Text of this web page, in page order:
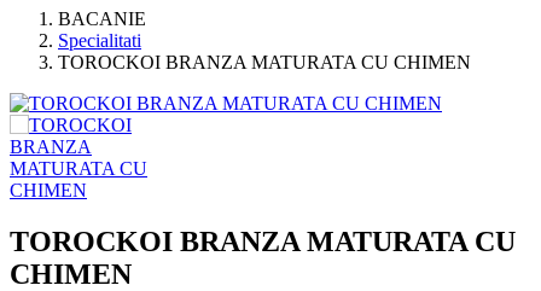
BACANIE
Specialitati
TOROCKOI BRANZA MATURATA CU CHIMEN
TOROCKOI BRANZA MATURATA CU
CHIMEN